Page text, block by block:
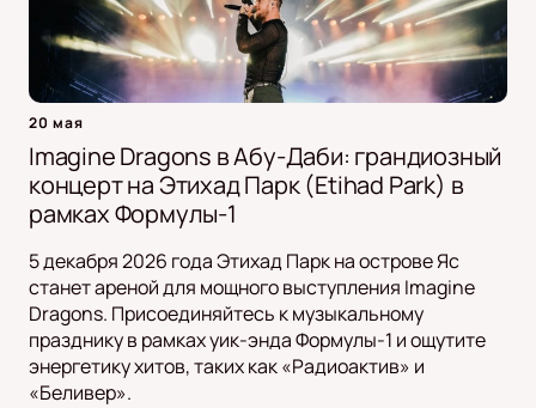
20 мая
Imagine Dragons в Абу-Даби: грандиозный
концерт на Этихад Парк (Etihad Park) в
рамках Формулы-1
5 декабря 2026 года Этихад Парк на острове Яс
станет ареной для мощного выступления Imagine
Dragons. Присоединяйтесь к музыкальному
празднику в рамках уик-энда Формулы-1 и ощутите
энергетику хитов, таких как «Радиоактив» и
«Беливер».